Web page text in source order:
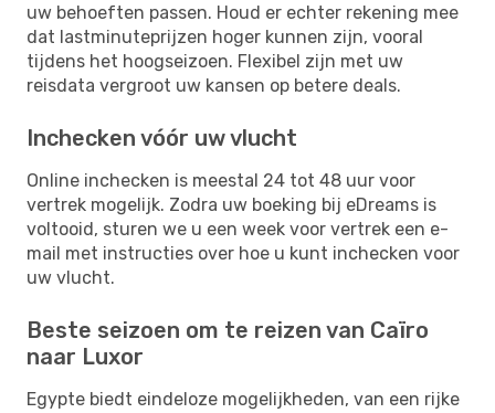
uw behoeften passen. Houd er echter rekening mee
dat lastminuteprijzen hoger kunnen zijn, vooral
tijdens het hoogseizoen. Flexibel zijn met uw
reisdata vergroot uw kansen op betere deals.
Inchecken vóór uw vlucht
Online inchecken is meestal 24 tot 48 uur voor
vertrek mogelijk. Zodra uw boeking bij eDreams is
voltooid, sturen we u een week voor vertrek een e-
mail met instructies over hoe u kunt inchecken voor
uw vlucht.
Beste seizoen om te reizen van Caïro
naar Luxor
Egypte biedt eindeloze mogelijkheden, van een rijke